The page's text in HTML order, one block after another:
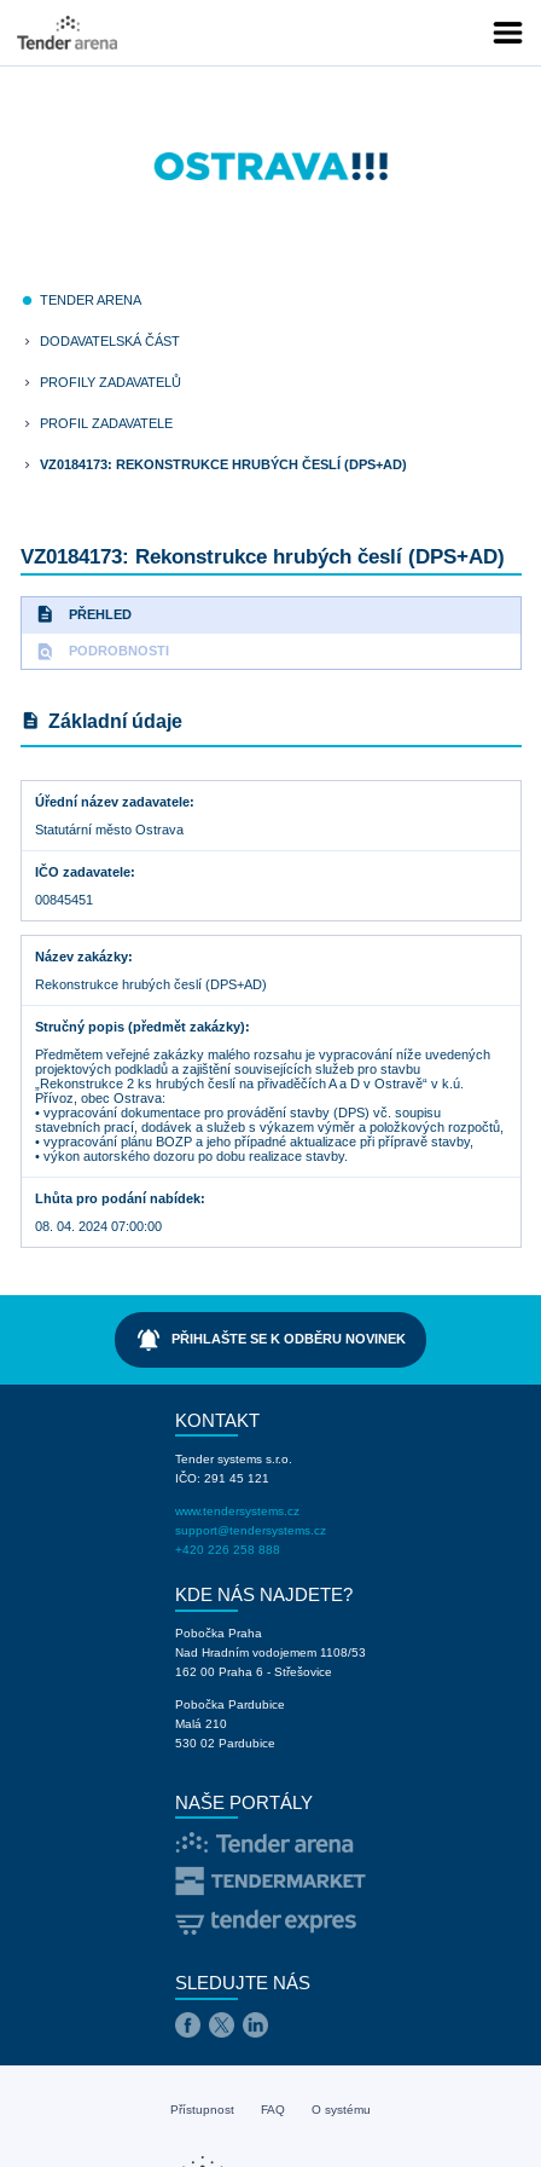
fiber_manual_record TENDER ARENA
keyboard_arrow_right DODAVATELSKÁ ČÁST
keyboard_arrow_right PROFILY ZADAVATELŮ
keyboard_arrow_right PROFIL ZADAVATELE
keyboard_arrow_right VZ0184173: REKONSTRUKCE HRUBÝCH ČESLÍ (DPS+AD)
VZ0184173: Rekonstrukce hrubých česlí (DPS+AD)
description PŘEHLED
find_in_page PODROBNOSTI
description Základní údaje
Úřední název zadavatele
Statutární město Ostrava
IČO zadavatele
00845451
Název zakázky
Rekonstrukce hrubých česlí (DPS+AD)
Stručný popis (předmět zakázky)
Předmětem veřejné zakázky malého rozsahu je vypracování níže uvedených
projektových podkladů a zajištění souvisejících služeb pro stavbu
„Rekonstrukce 2 ks hrubých česlí na přivaděčích A a D v Ostravě“ v k.ú.
Přívoz, obec Ostrava:
• vypracování dokumentace pro provádění stavby (DPS) vč. soupisu
stavebních prací, dodávek a služeb s výkazem výměr a položkových rozpočtů,
• vypracování plánu BOZP a jeho případné aktualizace při přípravě stavby,
Lhůta pro podání nabídek
08. 04. 2024 07:00:00
notifications_active PŘIHLAŠTE SE K ODBĚRU NOVINEK
KONTAKT
Tender systems s.r.o.
IČO: 291 45 121
www.tendersystems.cz
support@tendersystems.cz
+420 226 258 888
KDE NÁS NAJDETE?
Pobočka Praha
Nad Hradním vodojemem 1108/53
162 00 Praha 6 - Střešovice
Pobočka Pardubice
Malá 210
530 02 Pardubice
NAŠE PORTÁLY
SLEDUJTE NÁS
Přístupnost FAQ O systému